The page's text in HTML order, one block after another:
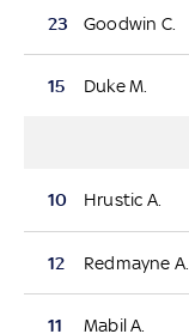
23 Goodwin C.
15 Duke M.
10 Hrustic A.
12 Redmayne A.
11 Mabil A.